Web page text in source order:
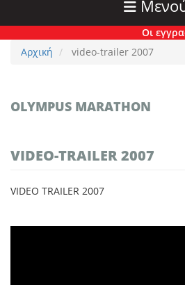
Οι
Αρχική
video-trailer 2007
OLYMPUS MARATHON
VIDEO-TRAILER 2007
VIDEO TRAILER 2007